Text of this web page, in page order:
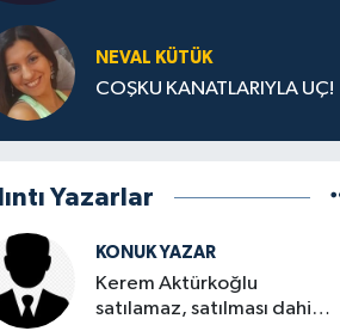
NEVAL KÜTÜK
COŞKU KANATLARIYLA UÇ!
Yazarlar
KONUK YAZAR
Kerem Aktürkoğlu
satılamaz, satılması dahi